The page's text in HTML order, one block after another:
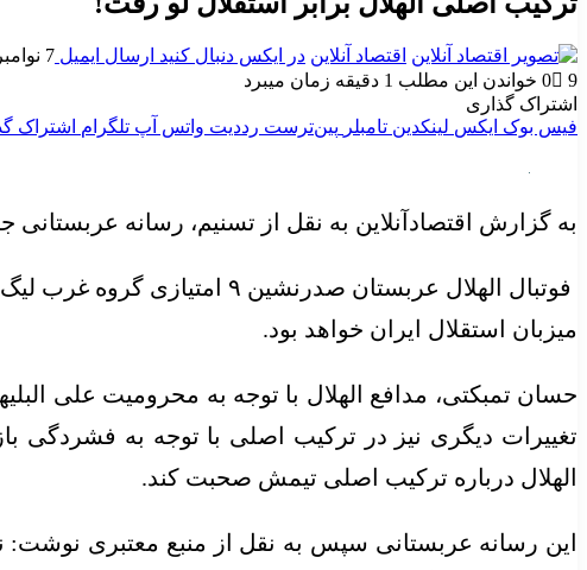
اقتصاد آنلاین در ایکس دنبال کنید ارسال ایمیل 7 نوامبر 2024
0
9
خواندن این مطلب 1 دقیقه زمان میبرد
اشتراک گذاری
فیس بوک ایکس لینکدین ‫تامبلر ‫پین‌ترست ‫رددیت واتس آپ تلگرام اشتراک
به گزارش اقتصادآنلاین به نقل از تسنیم، رسانه عربستانی
میزبان استقلال ایران خواهد بود.
حسان تمبکتی، مدافع الهلال با توجه به محرومیت علی
تغییرات دیگری نیز در ترکیب اصلی با توجه به فشردگی
الهلال درباره ترکیب اصلی تیمش صحبت کند.
این رسانه عربستانی سپس به نقل از منبع معتبری نوشت: